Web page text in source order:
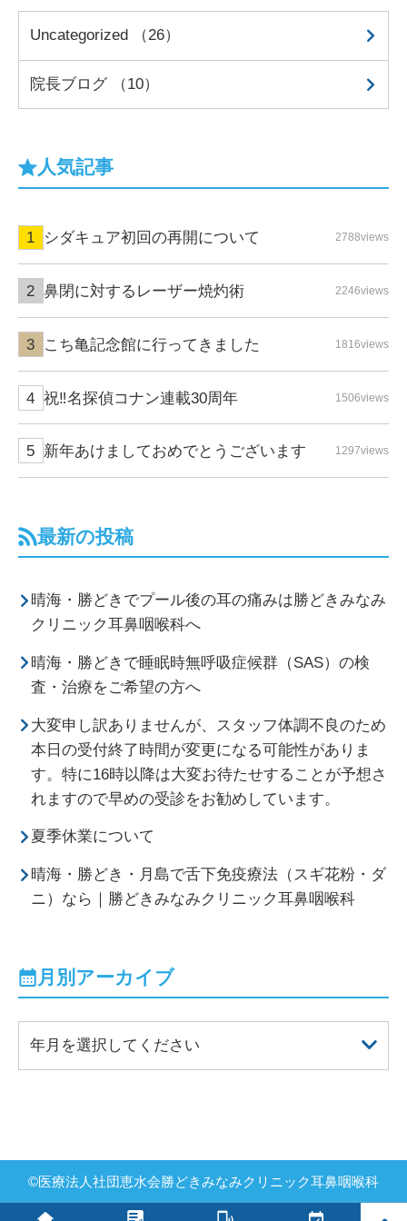
Uncategorized （26）
院長ブログ （10）
人気記事
シダキュア初回の再開について 2788views
鼻閉に対するレーザー焼灼術 2246views
こち亀記念館に行ってきました 1816views
祝‼名探偵コナン連載30周年 1506views
新年あけましておめでとうございます 1297views
最新の投稿
晴海・勝どきでプール後の耳の痛みは勝どきみなみ
クリニック耳鼻咽喉科へ
晴海・勝どきで睡眠時無呼吸症候群（SAS）の検
査・治療をご希望の方へ
大変申し訳ありませんが、スタッフ体調不良のため
本日の受付終了時間が変更になる可能性がありま
す。特に16時以降は大変お待たせすることが予想さ
れますので早めの受診をお勧めしています。
夏季休業について
晴海・勝どき・月島で舌下免疫療法（スギ花粉・ダ
ニ）なら｜勝どきみなみクリニック耳鼻咽喉科
月別アーカイブ
年月を選択してください
PAGE
©医療法人社団恵水会勝どきみなみクリニック耳鼻咽喉科